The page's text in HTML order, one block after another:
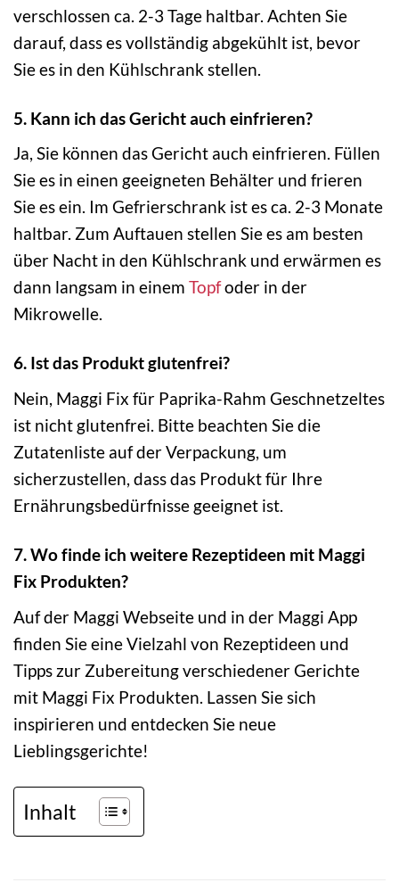
verschlossen ca. 2-3 Tage haltbar. Achten Sie
darauf, dass es vollständig abgekühlt ist, bevor
Sie es in den Kühlschrank stellen.
5. Kann ich das Gericht auch einfrieren?
Ja, Sie können das Gericht auch einfrieren. Füllen
Sie es in einen geeigneten Behälter und frieren
Sie es ein. Im Gefrierschrank ist es ca. 2-3 Monate
haltbar. Zum Auftauen stellen Sie es am besten
über Nacht in den Kühlschrank und erwärmen es
dann langsam in einem Topfoder in der
Mikrowelle.
6. Ist das Produkt glutenfrei?
Nein, Maggi Fix für Paprika-Rahm Geschnetzeltes
ist nicht glutenfrei. Bitte beachten Sie die
Zutatenliste auf der Verpackung, um
sicherzustellen, dass das Produkt für Ihre
Ernährungsbedürfnisse geeignet ist.
7. Wo finde ich weitere Rezeptideen mit Maggi
Fix Produkten?
Auf der Maggi Webseite und in der Maggi App
finden Sie eine Vielzahl von Rezeptideen und
Tipps zur Zubereitung verschiedener Gerichte
mit Maggi Fix Produkten. Lassen Sie sich
inspirieren und entdecken Sie neue
Lieblingsgerichte!
Inhalt